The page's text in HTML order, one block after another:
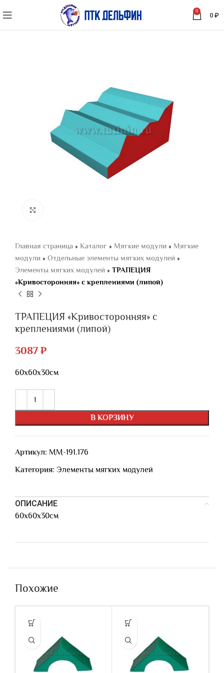
0
0 ₽
Главная страница » Каталог » Мягкие модули » Мягкие
модули » Отдельные элементы мягких модулей »
Элементы мягких модулей » ТРАПЕЦИЯ
«Кривосторонняя» с креплениями (липой)
ТРАПЕЦИЯ «Кривосторонняя» с
креплениями (липой)
3087 ₽
60х60х30см
В КОРЗИНУ
Артикул: ММ-191.176
Категория: Элементы мягких модулей
ОПИСАНИЕ
60х60х30см
Похожие